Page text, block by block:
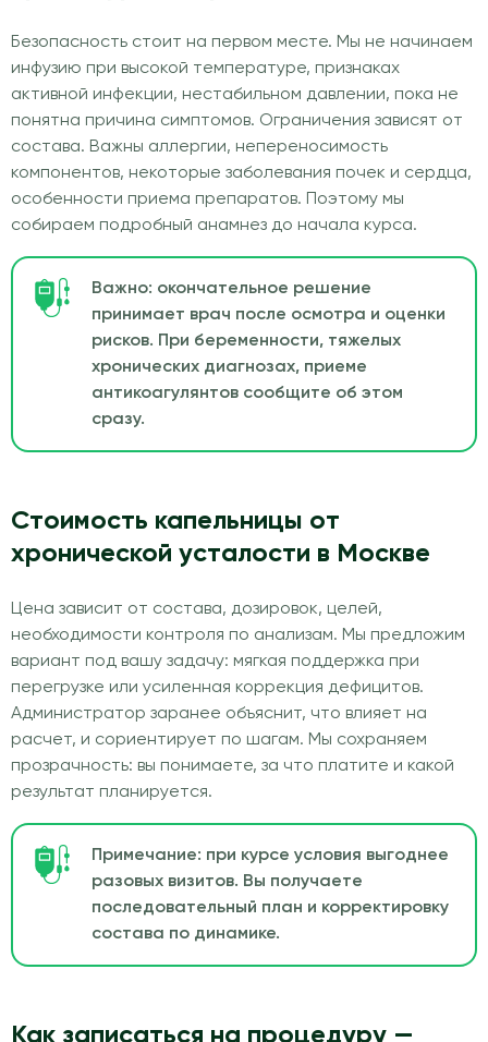
Безопасность стоит на первом месте. Мы не начинаем
инфузию при высокой температуре, признаках
активной инфекции, нестабильном давлении, пока не
понятна причина симптомов. Ограничения зависят от
состава. Важны аллергии, непереносимость
компонентов, некоторые заболевания почек и сердца,
особенности приема препаратов. Поэтому мы
собираем подробный анамнез до начала курса.
Важно: окончательное решение
принимает врач после осмотра и оценки
рисков. При беременности, тяжелых
хронических диагнозах, приеме
антикоагулянтов сообщите об этом
сразу.
Стоимость капельницы от
хронической усталости в Москве
Цена зависит от состава, дозировок, целей,
необходимости контроля по анализам. Мы предложим
вариант под вашу задачу: мягкая поддержка при
перегрузке или усиленная коррекция дефицитов.
Администратор заранее объяснит, что влияет на
расчет, и сориентирует по шагам. Мы сохраняем
прозрачность: вы понимаете, за что платите и какой
результат планируется.
Примечание: при курсе условия выгоднее
разовых визитов. Вы получаете
последовательный план и корректировку
состава по динамике.
Как записаться на процедуру —